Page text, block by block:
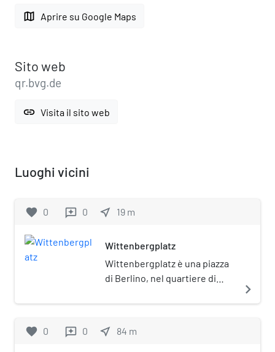
map Aprire su Google Maps
Sito web
qr.bvg.de
link Visita il sito web
Luoghi vicini
favorite 0 reviews 0 near_me 19 m
Wittenbergplatz
Wittenbergplatz è una piazza
di Berlino, nel quartiere di
piazze ornamentali
Generalszug, posta fra
navigate_next
favorite 0 reviews 0 near_me 84 m